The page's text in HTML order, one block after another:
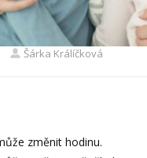
Šárka Králíčková
změnit hodinu.